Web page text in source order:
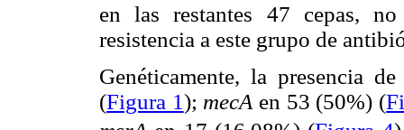
en las restantes 47 cepas,
resistencia a este grupo de
Genéticamente, la presencia
(Figura 1); mecAen 53 (50%) (